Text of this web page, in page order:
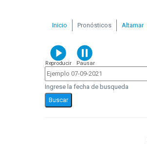
Inicio Pronósticos Altamar
Ingrese la fecha de busqueda